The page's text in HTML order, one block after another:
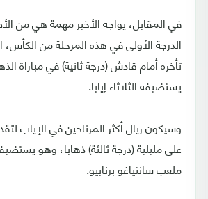
في المقابل، يواجه الأخير مهمة هي من
الدرجة الأولى في هذه المرحلة من الكأس،
تأخره أمام قادش (درجة ثانية) في مباراة
يستضيفه الثلاثاء إيابا.
وسيكون ريال أكثر المرتاحين في الإياب
على مليلية (درجة ثالثة) ذهابا، وهو
ملعب سانتياغو برنابيو.